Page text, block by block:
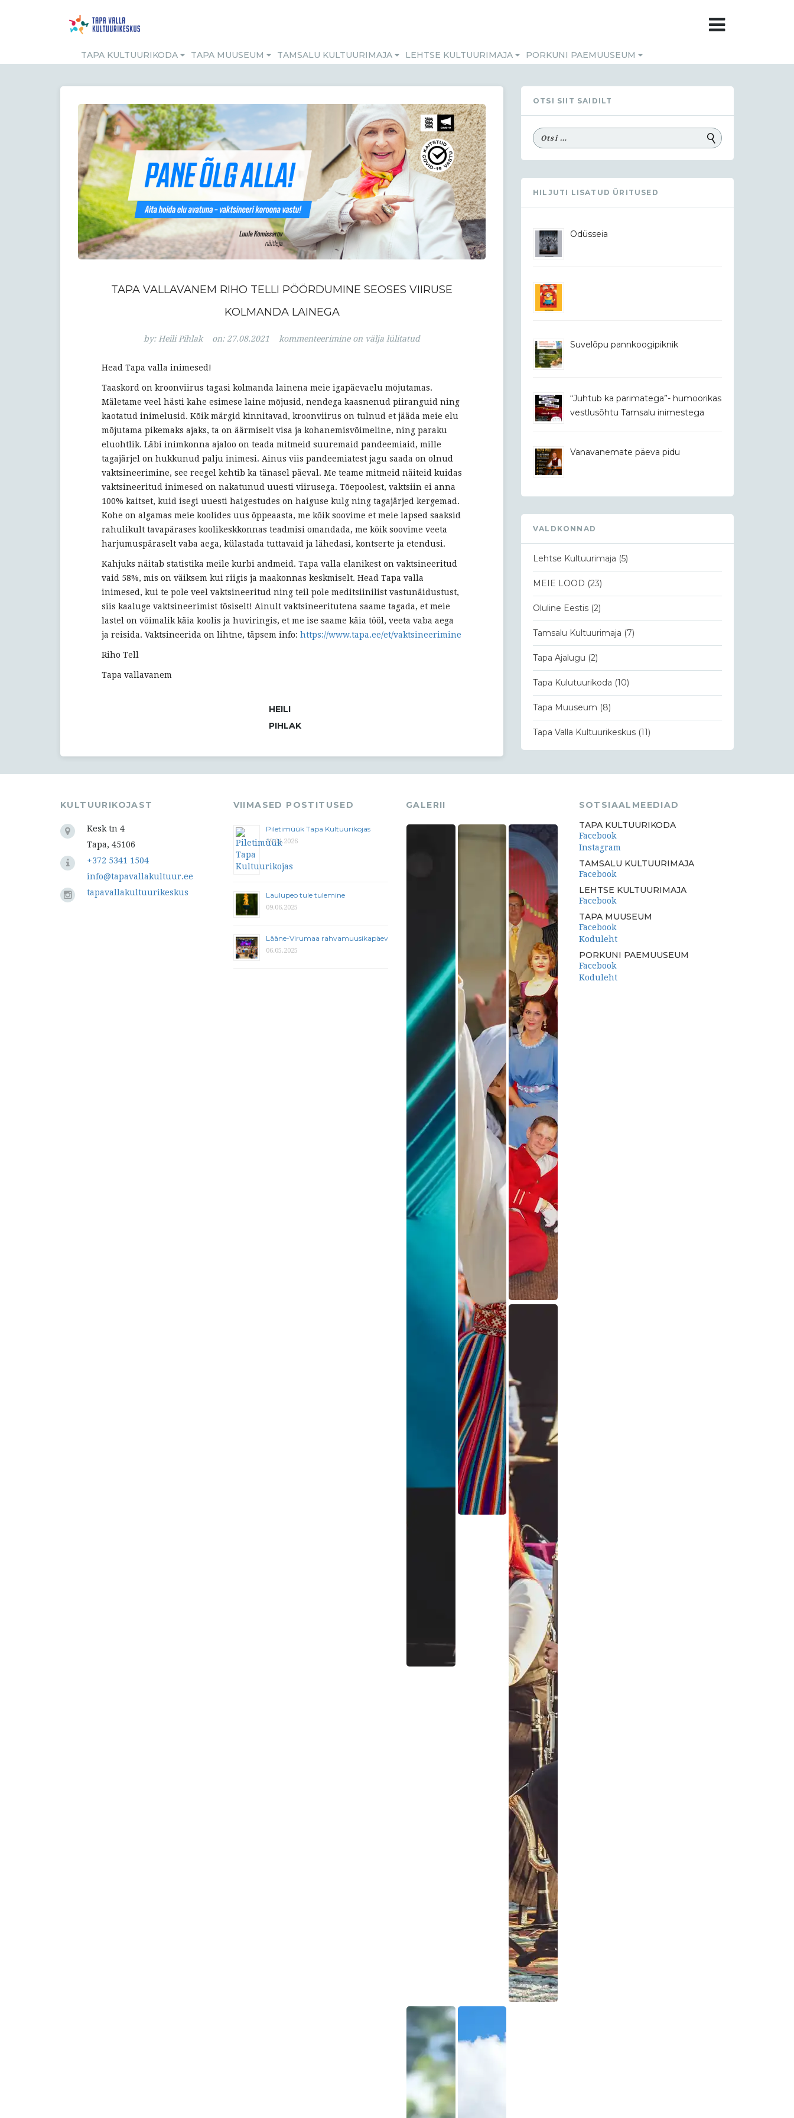
TAPA KULTUURIKODA TAPA MUUSEUM TAMSALU KULTUURIMAJA LEHTSE KULTUURIMAJA PORKUNI PAEMUUSEUM
TAPA VALLAVANEM RIHO TELLI PÖÖRDUMINE SEOSES VIIRUSE
KOLMANDA LAINEGA
by: Heili Pihlak on: 27.08.2021
Tapa
seoses
viiruse
kolmanda
kommenteerimine on välja lülitatud
Head Tapa valla inimesed!
Taaskord on kroonviirus tagasi kolmanda lainena meie igapäevaelu mõjutamas.
Mäletame veel hästi kahe esimese laine mõjusid, nendega kaasnenud piiranguid ning
kaotatud inimelusid. Kõik märgid kinnitavad, kroonviirus on tulnud et jääda meie elu
mõjutama pikemaks ajaks, ta on äärmiselt visa ja kohanemisvõimeline, ning paraku
eluohtlik. Läbi inimkonna ajaloo on teada mitmeid suuremaid pandeemiaid, mille
tagajärjel on hukkunud palju inimesi. Ainus viis pandeemiatest jagu saada on olnud
vaktsineerimine, see reegel kehtib ka tänasel päeval. Me teame mitmeid näiteid kuidas
vaktsineeritud inimesed on nakatunud uuesti viirusega. Tõepoolest, vaktsiin ei anna
100% kaitset, kuid isegi uuesti haigestudes on haiguse kulg ning tagajärjed kergemad.
Kohe on algamas meie koolides uus õppeaasta, me kõik soovime et meie lapsed saaksid
rahulikult tavapärases koolikeskkonnas teadmisi omandada, me kõik soovime veeta
harjumuspäraselt vaba aega, külastada tuttavaid ja lähedasi, kontserte ja etendusi.
Kahjuks näitab statistika meile kurbi andmeid. Tapa valla elanikest on vaktsineeritud
vaid 58%, mis on väiksem kui riigis ja maakonnas keskmiselt. Head Tapa valla
inimesed, kui te pole veel vaktsineeritud ning teil pole meditsiinilist vastunäidustust,
siis kaaluge vaktsineerimist tõsiselt! Ainult vaktsineeritutena saame tagada, et meie
lastel on võimalik käia koolis ja huviringis, et me ise saame käia tööl, veeta vaba aega
ja reisida. Vaktsineerida on lihtne, täpsem info: https://www.tapa.ee/et/vaktsineerimine
Riho Tell
Tapa vallavanem
HEILI
PIHLAK
OTSI SIIT SAIDILT
HILJUTI LISATUD ÜRITUSED
Odüsseia
Suvelõpu pannkoogipiknik
“Juhtub ka parimatega”- humoorikas
vestlusõhtu Tamsalu inimestega
Vanavanemate päeva pidu
VALDKONNAD
Lehtse Kultuurimaja (5)
MEIE LOOD (23)
Oluline Eestis (2)
Tamsalu Kultuurimaja (7)
Tapa Ajalugu (2)
Tapa Kulutuurikoda (10)
Tapa Muuseum (8)
Tapa Valla Kultuurikeskus (11)
KULTUURIKOJAST
Kesk tn 4
Tapa, 45106
+372 5341 1504
info@tapavallakultuur.ee
tapavallakultuurikeskus
VIIMASED POSTITUSED
Piletimüük Tapa Kultuurikojas
29.04.2026
Laulupeo tule tulemine
09.06.2025
Lääne-Virumaa rahvamuusikapäev
06.05.2025
GALERII
SOTSIAALMEEDIAD
TAPA KULTUURIKODA
Facebook
Instagram
TAMSALU KULTUURIMAJA
Facebook
LEHTSE KULTUURIMAJA
Facebook
TAPA MUUSEUM
Facebook
Koduleht
PORKUNI PAEMUUSEUM
Facebook
Koduleht